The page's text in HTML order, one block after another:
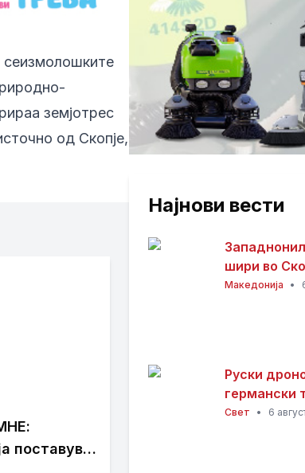
сеизмолошките
земјотрес
од Скопје,
поставува
Најнови вести
шири во
Македонија •
Руски
германски
Свет • 6